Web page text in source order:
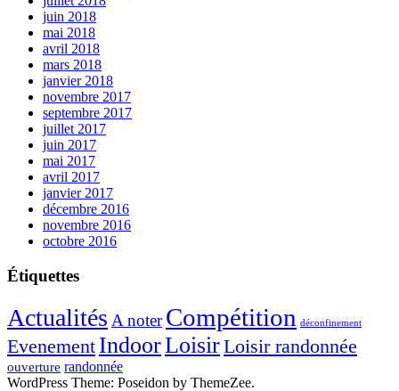
juin 2018
mai 2018
avril 2018
mars 2018
janvier 2018
novembre 2017
septembre 2017
juillet 2017
juin 2017
mai 2017
avril 2017
janvier 2017
décembre 2016
novembre 2016
octobre 2016
Étiquettes
Actualités A noter Compétition déconfinement
Evenement IndoorLoisirLoisir randonnée
ouverture randonnée
WordPress Theme: Poseidon by ThemeZee.